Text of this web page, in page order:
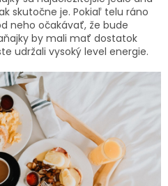
skutočne je. Pokiaľ telu ráno
neho očakávať, že bude
by mali mať dostatok
udržali vysoký level energie.